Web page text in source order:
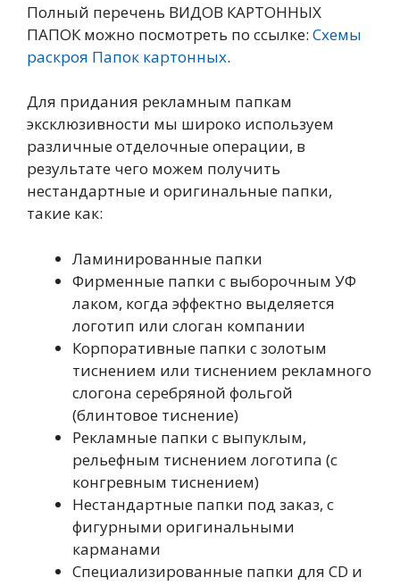
Полный перечень ВИДОВ КАРТОННЫХ
ПАПОК можно посмотреть по ссылке: Схемы
раскроя Папок картонных.
Для придания рекламным папкам
эксклюзивности мы широко используем
различные отделочные операции, в
результате чего можем получить
нестандартные и оригинальные папки,
такие как:
Ламинированные папки
Фирменные папки с выборочным УФ
лаком, когда эффектно выделяется
логотип или слоган компании
Корпоративные папки с золотым
тиснением или тиснением рекламного
слогона серебряной фольгой
(блинтовое тиснение)
Рекламные папки с выпуклым,
рельефным тиснением логотипа (с
конгревным тиснением)
Нестандартные папки под заказ, с
фигурными оригинальными
карманами
Специализированные папки для CD и